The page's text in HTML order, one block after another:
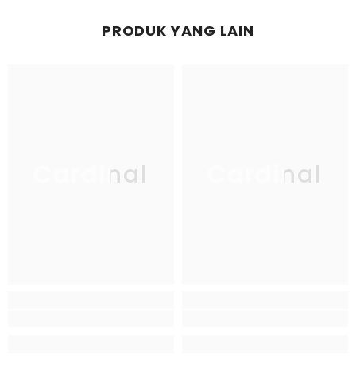
PRODUK YANG LAIN
Cardinal Cardinal